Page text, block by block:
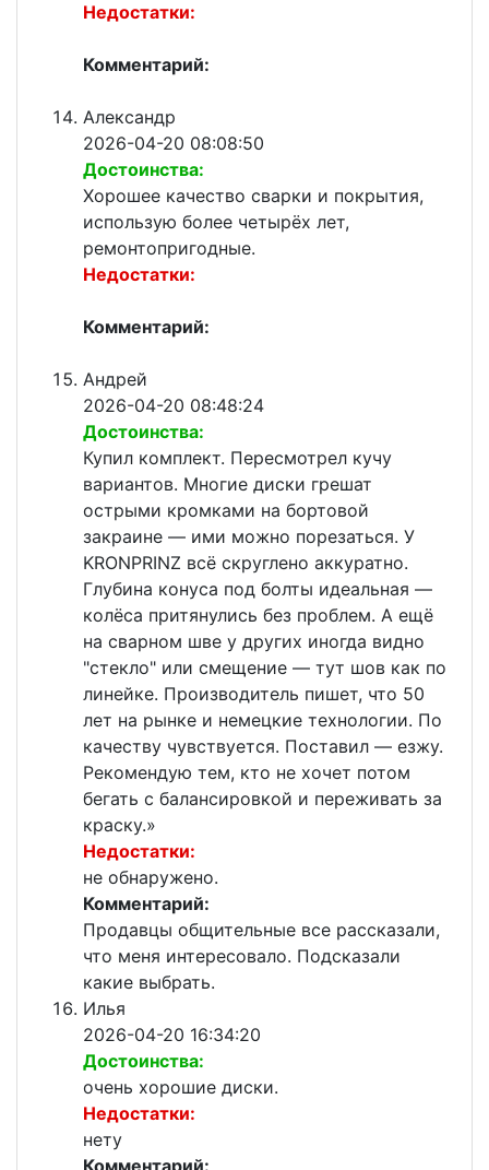
Недостатки:
Комментарий:
Александр
2026-04-20 08:08:50
Достоинства:
Хорошее качество сварки и покрытия,
использую более четырёх лет,
ремонтопригодные.
Недостатки:
Комментарий:
Андрей
2026-04-20 08:48:24
Достоинства:
Купил комплект. Пересмотрел кучу
вариантов. Многие диски грешат
острыми кромками на бортовой
закраине — ими можно порезаться. У
KRONPRINZ всё скруглено аккуратно.
Глубина конуса под болты идеальная —
колёса притянулись без проблем. А ещё
на сварном шве у других иногда видно
"стекло" или смещение — тут шов как по
линейке. Производитель пишет, что 50
лет на рынке и немецкие технологии. По
качеству чувствуется. Поставил — езжу.
Рекомендую тем, кто не хочет потом
бегать с балансировкой и переживать за
краску.»
Недостатки:
не обнаружено.
Комментарий:
Продавцы общительные все рассказали,
что меня интересовало. Подсказали
какие выбрать.
Илья
2026-04-20 16:34:20
Достоинства:
очень хорошие диски.
Недостатки:
нету